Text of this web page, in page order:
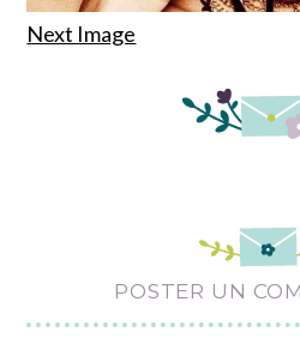
Next Image
POSTER UN